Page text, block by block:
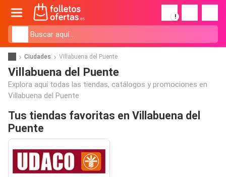
!
Ciudades Villabuena del Puente
Villabuena del Puente
Explora aquí todas las tiendas, catálogos y promociones en
Villabuena del Puente
Tus tiendas favoritas en Villabuena del
Puente